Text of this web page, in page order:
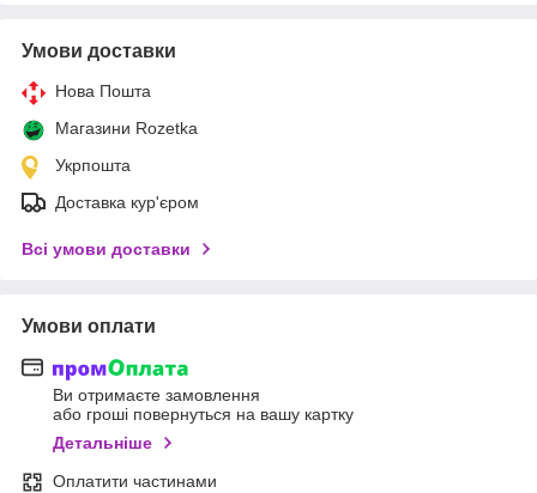
Умови доставки
Нова Пошта
Магазини Rozetka
Укрпошта
Доставка кур'єром
Всі умови доставки
Умови оплати
Ви отримаєте замовлення
або гроші повернуться на вашу картку
Детальніше
Оплатити частинами